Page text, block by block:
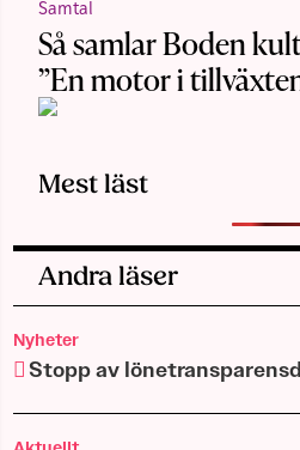
Samtal
Så samlar Boden
”En motor i
Mest läst
Andra läser
Nyheter
Stopp av